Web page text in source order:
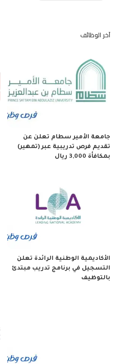
آخر الوظائف
جامعة الأمير سطام تعلن عن
تقديم فرص تدريبية عبر (تمهير)
بمكافأة 3,000 ريال
الأكاديمية الوطنية الرائدة تعلن
التسجيل في برنامج تدريب مبتدئ
بالتوظيف